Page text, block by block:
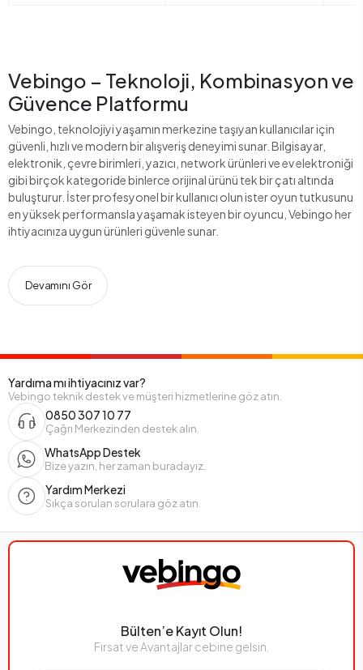
Vebingo – Teknoloji, Kombinasyon ve
Güvence Platformu
Vebingo, teknolojiyi yaşamın merkezine taşıyan kullanıcılar için
güvenli, hızlı ve modern bir alışveriş deneyimi sunar. Bilgisayar,
elektronik, çevre birimleri, yazıcı, network ürünleri ve ev elektroniği
gibi birçok kategoride binlerce orijinal ürünü tek bir çatı altında
buluşturur. İster profesyonel bir kullanıcı olun ister oyun tutkusunu
en yüksek performansla yaşamak isteyen bir oyuncu, Vebingo her
ihtiyacınıza uygun ürünleri güvenle sunar.
Devamını Gör
Yardıma mı ihtiyacınız var?
Vebingo teknik destek ve müşteri hizmetlerine göz atın.
0850 307 10 77
Çağrı Merkezinden destek alın.
WhatsApp Destek
Bize yazın, her zaman buradayız.
Yardım Merkezi
Sıkça sorulan sorulara göz atın.
Bülten’e Kayıt Olun!
Fırsat ve Avantajlar cebine gelsin.